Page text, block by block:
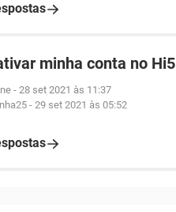
minha conta no Hi5
- 28 set 2021 às 11:37
- 29 set 2021 às 05:52